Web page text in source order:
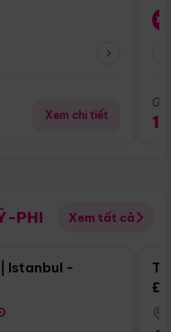
Xem chi tiết
PHI Xem tất cả
Điểm nổi bật
| Istanbul -